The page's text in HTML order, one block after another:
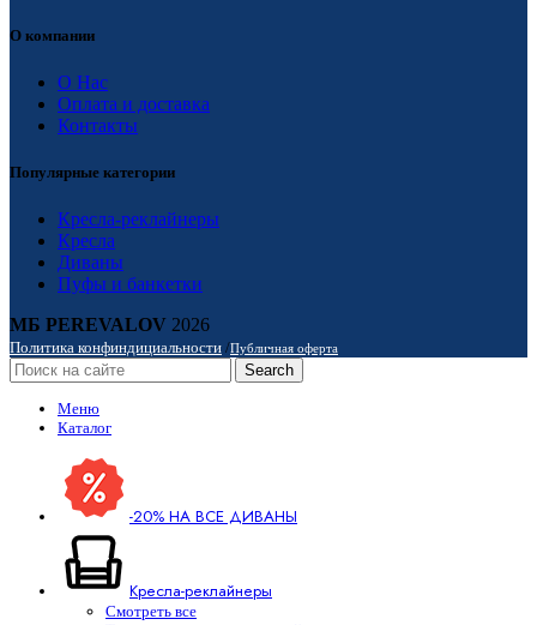
О компании
О Нас
Оплата и доставка
Контакты
Популярные категории
Кресла-реклайнеры
Кресла
Диваны
Пуфы и банкетки
МБ PEREVALOV 2026
Политика конфиндициальности /Публичная оферта
Search
Меню
Каталог
-20% НА ВСЕ ДИВАНЫ
Кресла-реклайнеры
Смотреть все